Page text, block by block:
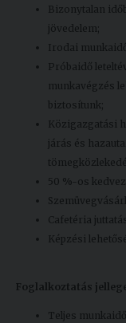
Bizonytalan
jövedelem;
Irodai
Próbaidő
munkavégzés
biztosítunk;
Közigazgatási
járás és
50 %-os
Cafetéria
Képzési
Foglalkoztatás
Teljes